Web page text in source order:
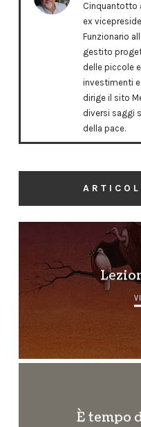
Cinquantotto
ex
Funzionario
gestito
delle piccole
investimenti
dirige il sito
diversi saggi
della pace.
È tempo